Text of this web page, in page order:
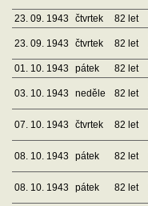
23. 09. 1943
čtvrtek 82 let
23. 09. 1943 čtvrtek 82 let
01. 10. 1943
pátek 82 let
03. 10. 1943 neděle 82 let
07. 10. 1943 čtvrtek 82 let
08. 10. 1943 pátek 82 let
08. 10. 1943 pátek 82 let